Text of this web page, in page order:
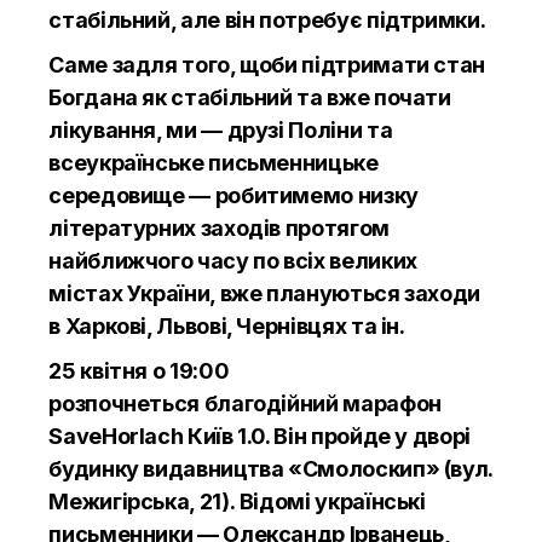
стабільний, але він потребує підтримки.
Саме задля того, щоби підтримати стан
Богдана як стабільний та вже почати
лікування, ми — друзі Поліни та
всеукраїнське письменницьке
середовище — робитимемо низку
літературних заходів протягом
найближчого часу по всіх великих
містах України, вже плануються заходи
в Харкові, Львові, Чернівцях та ін.
25 квітня о 19:00
розпочнеться благодійний марафон
SaveHorlach Київ 1.0. Він пройде у дворі
будинку видавництва «Смолоскип» (вул.
Межигірська, 21). Відомі українські
письменники — Олександр Ірванець,